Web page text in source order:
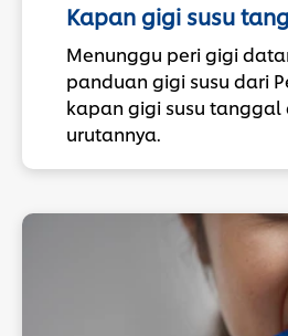
Kapan gigi susu
Menunggu peri gigi
panduan gigi susu dari
kapan gigi susu
urutannya.